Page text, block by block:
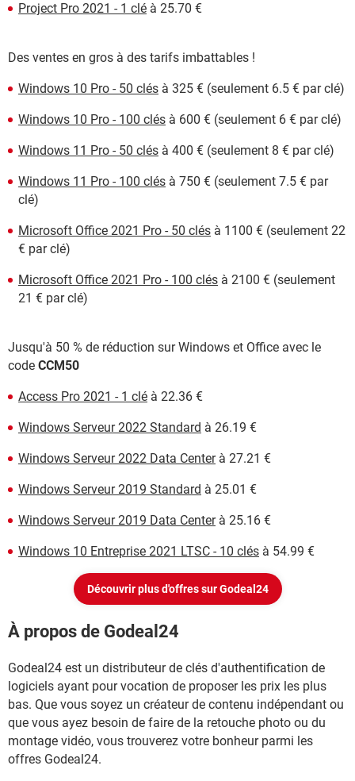
Project Pro 2021 - 1 clé à 25.70 €
Des ventes en gros à des tarifs imbattables !
Windows 10 Pro - 50 clés à 325 € (seulement 6.5 € par clé)
Windows 10 Pro - 100 clés à 600 € (seulement 6 € par clé)
Windows 11 Pro - 50 clés à 400 € (seulement 8 € par clé)
Windows 11 Pro - 100 clés à 750 € (seulement 7.5 € par
clé)
Microsoft Office 2021 Pro - 50 clés à 1100 € (seulement 22
€ par clé)
Microsoft Office 2021 Pro - 100 clés à 2100 € (seulement
21 € par clé)
Jusqu'à 50 % de réduction sur Windows et Office avec le
code CCM50
Access Pro 2021 - 1 clé à 22.36 €
Windows Serveur 2022 Standard à 26.19 €
Windows Serveur 2022 Data Centerà 27.21 €
Windows Serveur 2019 Standard à 25.01 €
Windows Serveur 2019 Data Centerà 25.16 €
Windows 10 Entreprise 2021 LTSC - 10 clés à 54.99 €
Découvrir plus d'offres sur Godeal24
À propos de Godeal24
Godeal24 est un distributeur de clés d'authentification de
logiciels ayant pour vocation de proposer les prix les plus
bas. Que vous soyez un créateur de contenu indépendant ou
que vous ayez besoin de faire de la retouche photo ou du
montage vidéo, vous trouverez votre bonheur parmi les
offres Godeal24.